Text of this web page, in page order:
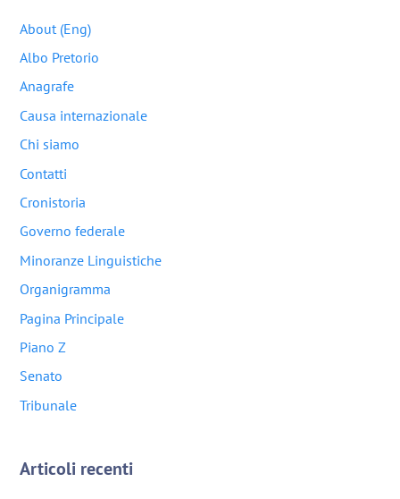
About (Eng)
Albo Pretorio
Anagrafe
Causa internazionale
Chi siamo
Contatti
Cronistoria
Governo federale
Minoranze Linguistiche
Organigramma
Pagina Principale
Piano Z
Senato
Tribunale
Articoli recenti